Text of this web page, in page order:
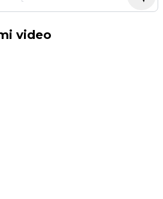
video